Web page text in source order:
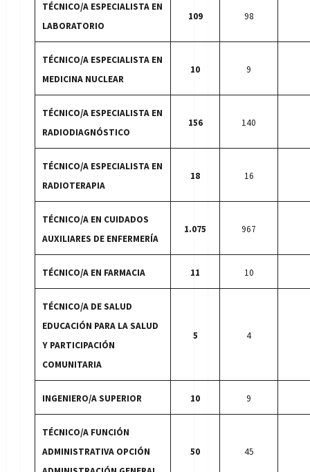
TÉCNICO/A ESPECIALISTA EN
LABORATORIO
109 98
TÉCNICO/A ESPECIALISTA EN
MEDICINA NUCLEAR
10 9
TÉCNICO/A ESPECIALISTA EN
RADIODIAGNÓSTICO
156 140
TÉCNICO/A ESPECIALISTA EN
RADIOTERAPIA
18 16
TÉCNICO/A EN CUIDADOS
AUXILIARES DE ENFERMERÍA
1.075 967
TÉCNICO/A EN FARMACIA 11 10
TÉCNICO/A DE SALUD
EDUCACIÓN PARA LA SALUD
Y PARTICIPACIÓN
COMUNITARIA
5 4
INGENIERO/A SUPERIOR 10 9
TÉCNICO/A FUNCIÓN
ADMINISTRATIVA OPCIÓN
50 45